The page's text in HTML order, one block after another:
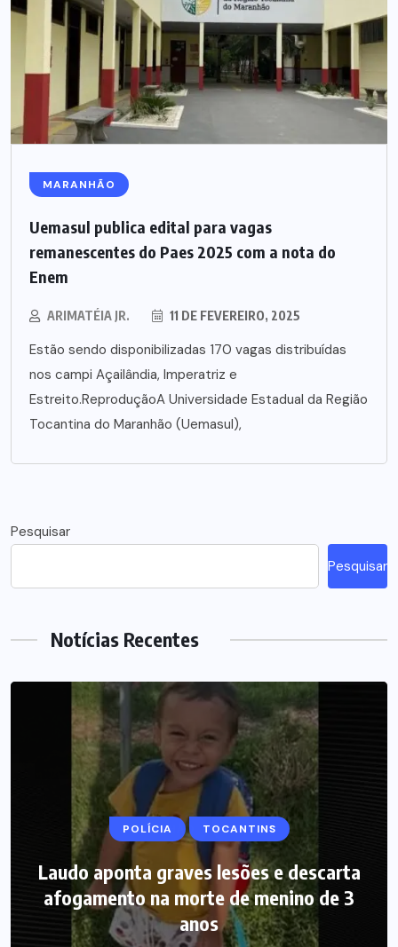
MARANHÃO
Uemasul publica edital para vagas
remanescentes do Paes 2025 com a nota do
Enem
ARIMATÉIA JR. 11 DE FEVEREIRO, 2025
Estão sendo disponibilizadas 170 vagas distribuídas
nos campi Açailândia, Imperatriz e
Estreito.ReproduçãoA Universidade Estadual da Região
Tocantina do Maranhão (Uemasul),
Pesquisar
Pesquisar
Notícias Recentes
POLÍCIA TOCANTINS
Laudo aponta graves lesões e descarta
afogamento na morte de menino de 3
anos
MARANHÃO POLÍCIA
Picareta e martelo podem ter sido
usados por mãe para matar bebê no
Maranhão, diz polícia